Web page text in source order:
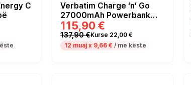
C
Verbatim Charge ‘n’ Go
27000mAh Powerbank
Grey USB-C PD 140W Fast
Charging Portable Power
Bank Laptop Phone
Charger TFT Display
115,90 €
137,90 €Kurse 22,00 €
12 muaj x 9,66 € / me këste